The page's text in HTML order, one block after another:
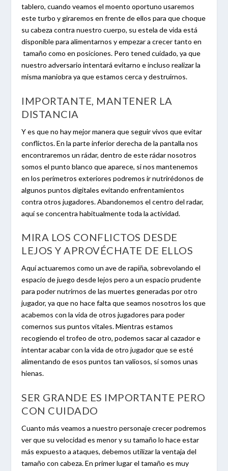
tablero, cuando veamos el moento oportuno usaremos
este turbo y giraremos en frente de ellos para que choque
su cabeza contra nuestro cuerpo, su estela de vida está
disponible para alimentarnos y empezar a crecer tanto en
tamaño como en posiciones. Pero tened cuidado, ya que
nuestro adversario intentará evitarno e incluso realizar la
misma maniobra ya que estamos cerca y destruirnos.
IMPORTANTE, MANTENER LA
DISTANCIA
Y es que no hay mejor manera que seguir vivos que evitar
conflictos. En la parte inferior derecha de la pantalla nos
encontraremos un rádar, dentro de este rádar nosotros
somos el punto blanco que aparece, si nos mantenemos
en los perímetros exteriores podremos ir nutrirédonos de
algunos puntos digitales evitando enfrentamientos
contra otros jugadores. Abandonemos el centro del radar,
aquí se concentra habitualmente toda la actividad.
MIRA LOS CONFLICTOS DESDE
LEJOS Y APROVÉCHATE DE ELLOS
Aquí actuaremos como un ave de rapiña, sobrevolando el
espacio de juego desde lejos pero a un espacio prudente
para poder nutrirnos de las muertes generadas por otro
jugador, ya que no hace falta que seamos nosotros los que
acabemos con la vida de otros jugadores para poder
comernos sus puntos vitales. Mientras estamos
recogiendo el trofeo de otro, podemos sacar al cazador e
intentar acabar con la vida de otro jugador que se esté
alimentando de esos puntos tan valiosos, sí somos unas
hienas.
SER GRANDE ES IMPORTANTE PERO
CON CUIDADO
Cuanto más veamos a nuestro personaje crecer podremos
ver que su velocidad es menor y su tamaño lo hace estar
más expuesto a ataques, debemos utilizar la ventaja del
tamaño con cabeza. En primer lugar el tamaño es muy